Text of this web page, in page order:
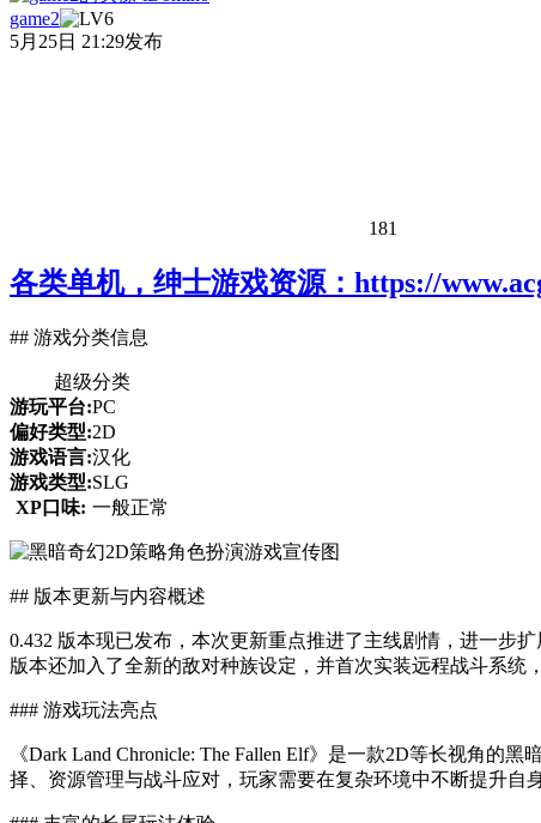
game2
5月25日 21:29发布
181
各类单机，绅士游戏资源：https://
## 游戏分类信息
超级分类
游玩平台:PC
偏好类型:2D
游戏语言:汉化
游戏类型:SLG
XP口味: 一般正常
## 版本更新与内容概述
0.432 版本现已发布，本次更新重点推进了主线剧情，进一步
版本还加入了全新的敌对种族设定，并首次实装远程战斗系统
### 游戏玩法亮点
《Dark Land Chronicle: The Fallen Elf》是一款2D等长视角
择、资源管理与战斗应对，玩家需要在复杂环境中不断提升自